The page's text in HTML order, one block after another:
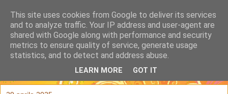
This site uses cookies from Google to deliver its services
and to analyze traffic. Your IP address and user-agent are
shared with Google along with performance and security
metrics to ensure quality of service, generate usage
statistics, and to detect and address abuse.
LEARN MORE GOT IT